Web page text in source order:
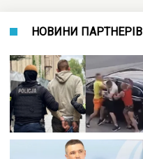
НОВИНИ ПАРТНЕРІВ